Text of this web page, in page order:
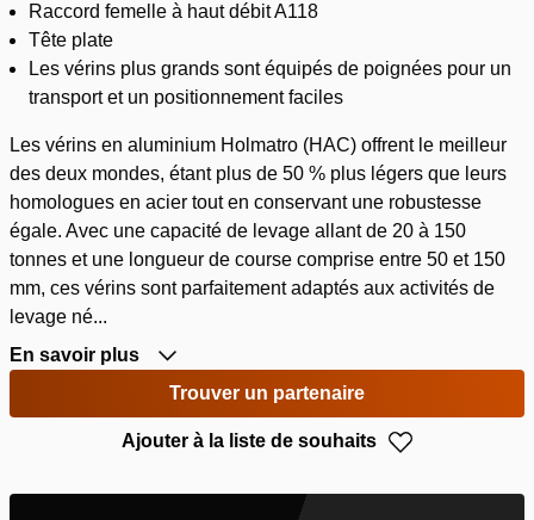
Raccord femelle à haut débit A118
Tête plate
Les vérins plus grands sont équipés de poignées pour un
transport et un positionnement faciles
Les vérins en aluminium Holmatro (HAC) offrent le meilleur
des deux mondes, étant plus de 50 % plus légers que leurs
homologues en acier tout en conservant une robustesse
égale. Avec une capacité de levage allant de 20 à 150
tonnes et une longueur de course comprise entre 50 et 150
mm, ces vérins sont parfaitement adaptés aux activités de
levage né...
En savoir plus
Trouver un partenaire
Ajouter à la liste de souhaits